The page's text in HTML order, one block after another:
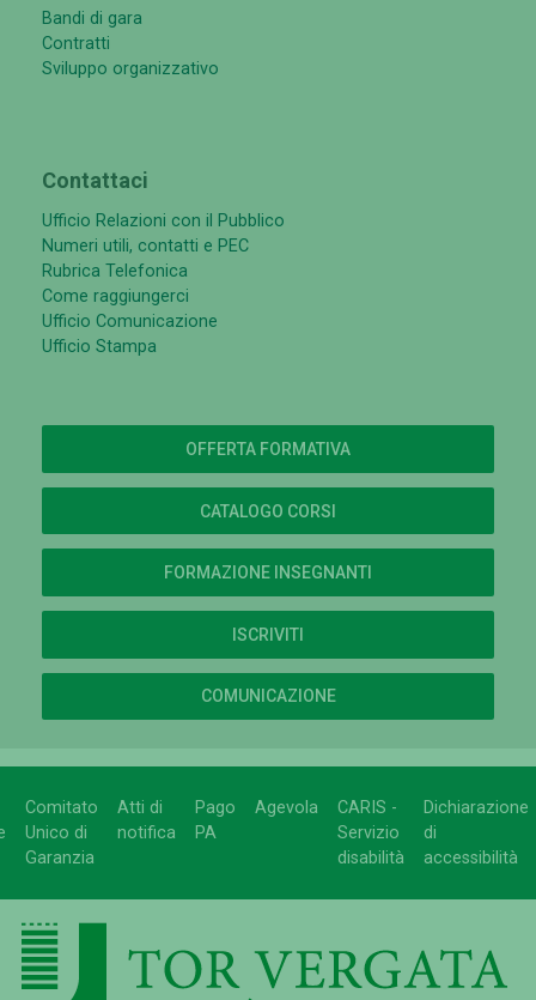
Bandi di gara
Contratti
Sviluppo organizzativo
Contattaci
Ufficio Relazioni con il Pubblico
Numeri utili, contatti e PEC
Rubrica Telefonica
Come raggiungerci
Ufficio Comunicazione
Ufficio Stampa
OFFERTA FORMATIVA
CATALOGO CORSI
FORMAZIONE INSEGNANTI
ISCRIVITI
COMUNICAZIONE
Comitato
Unico di
Garanzia
Atti di
notifica
Pago
PA
Agevola
CARIS -
Servizio
disabilità
Dichiarazione
di
accessibilità